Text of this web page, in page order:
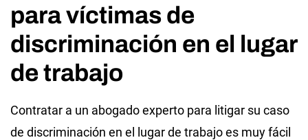
para víctimas de
discriminación en el lugar
de trabajo
Contratar a un abogado experto para litigar su caso
de discriminación en el lugar de trabajo es muy fácil